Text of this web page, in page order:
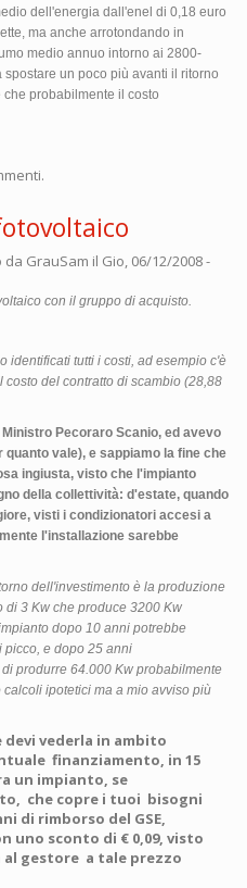
dell'energia dall'enel di 0,18 euro
ma anche arrotondando in
medio annuo intorno ai 2800-
un poco più avanti il ritorno
probabilmente il costo
da GrauSam il Gio, 06/12/2008 -
con il gruppo di acquisto.
identificati tutti i costi, ad esempio c'è
del contratto di scambio (28,88
Pecoraro Scanio, ed avevo
vale), e sappiamo la fine che
ingiusta, visto che l'impianto
della collettività: d'estate, quando
visti i condizionatori accesi a
l'installazione sarebbe
dell'investimento è la produzione
3 Kw che produce 3200 Kw
dopo 10 anni potrebbe
picco, e dopo 25 anni
produrre 64.000 Kw probabilmente
ipotetici ma a mio avviso più
vederla in ambito
finanziamento, in 15
un impianto, se
che copre i tuoi bisogni
di rimborso del GSE,
uno sconto di € 0,09, visto
al gestore a tale prezzo